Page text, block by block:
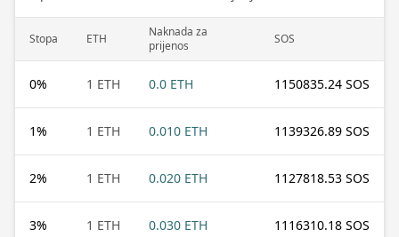
Stopa ETH
Naknada za
prijenos
SOS
0% 1 ETH 0.0 ETH 1150835.24 SOS
1% 1 ETH 0.010 ETH 1139326.89 SOS
2% 1 ETH 0.020 ETH 1127818.53 SOS
3% 1 ETH 0.030 ETH 1116310.18 SOS